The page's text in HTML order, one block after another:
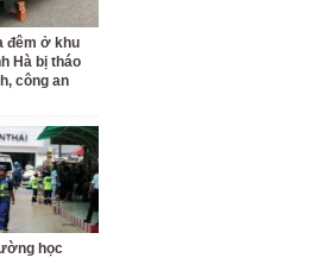
đêm ở khu
Hà bị tháo
công an
học